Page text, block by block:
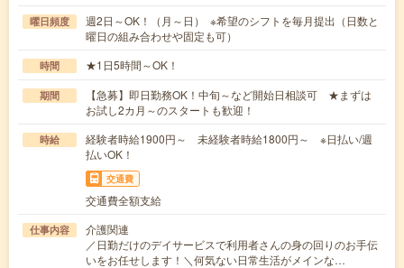
曜日頻度
週2日～OK！（月～日） ※希望のシフトを毎月提出（日数と
曜日の組み合わせや固定も可）
時間 ★1日5時間～OK！
期間
【急募】即日勤務OK！中旬～など開始日相談可 ★まずは
お試し2カ月～のスタートも歓迎！
時給
経験者時給1900円～ 未経験者時給1800円～ ※日払い/週
払いOK！
交通費
交通費全額支給
仕事内容
介護関連
／日勤だけのデイサービスで利用者さんの身の回りのお手伝
いをお任せします！＼何気ない日常生活がメインな…